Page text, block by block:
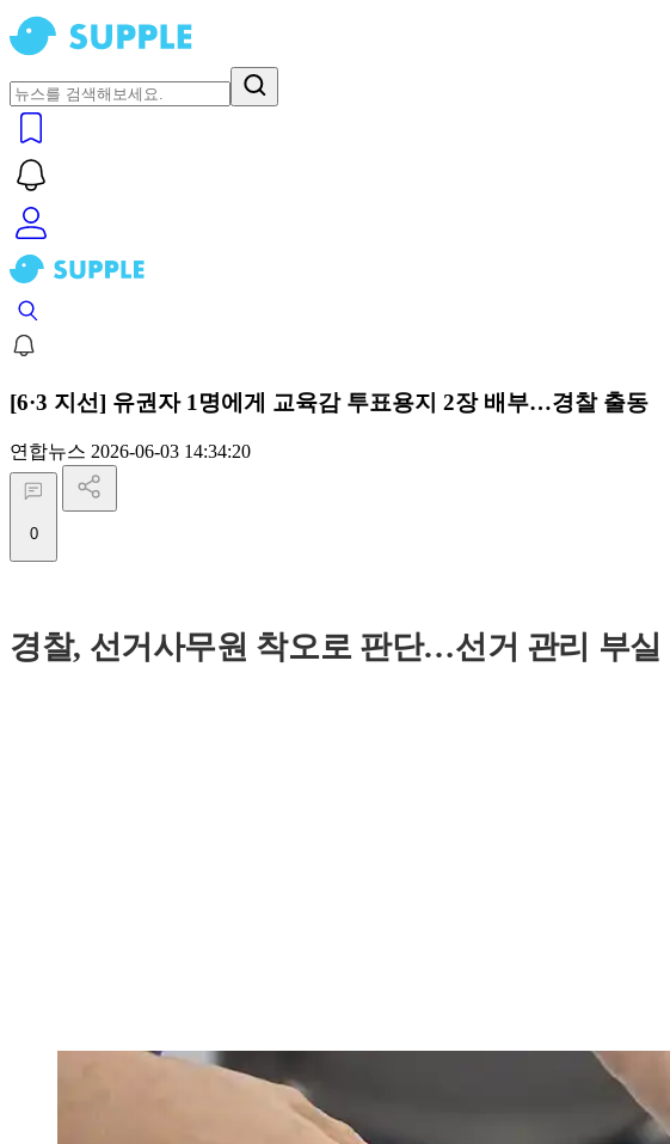
[6·3 지선] 유권자 1명에게 교육감 투표용지 2장 배부…경찰 출동
연합뉴스 2026-06-03 14:34:20
0
경찰, 선거사무원 착오로 판단…선거 관리 부실